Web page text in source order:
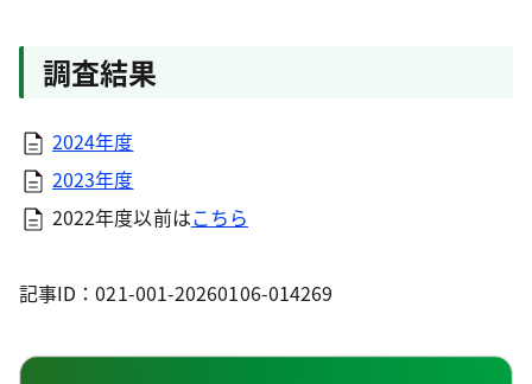
調査結果
2024年度
2023年度
2022年度以前はこちら
記事ID：021-001-20260106-014269